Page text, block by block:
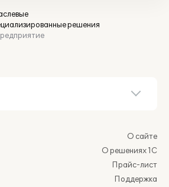
решения
О сайте
О решениях 1С
Прайс-лист
Поддержка